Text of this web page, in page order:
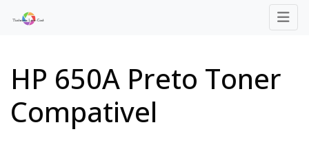
HP 650A Preto Toner
Compativel